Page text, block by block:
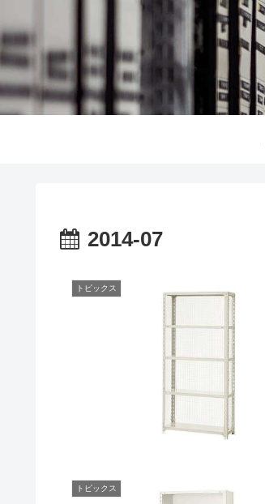
2014-07
トピックス
トピックス